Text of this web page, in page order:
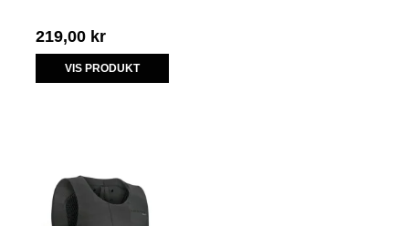
219,00 kr
VIS PRODUKT